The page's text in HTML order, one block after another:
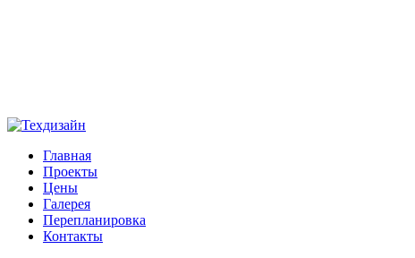
Главная
Проекты
Цены
Галерея
Перепланировка
Контакты